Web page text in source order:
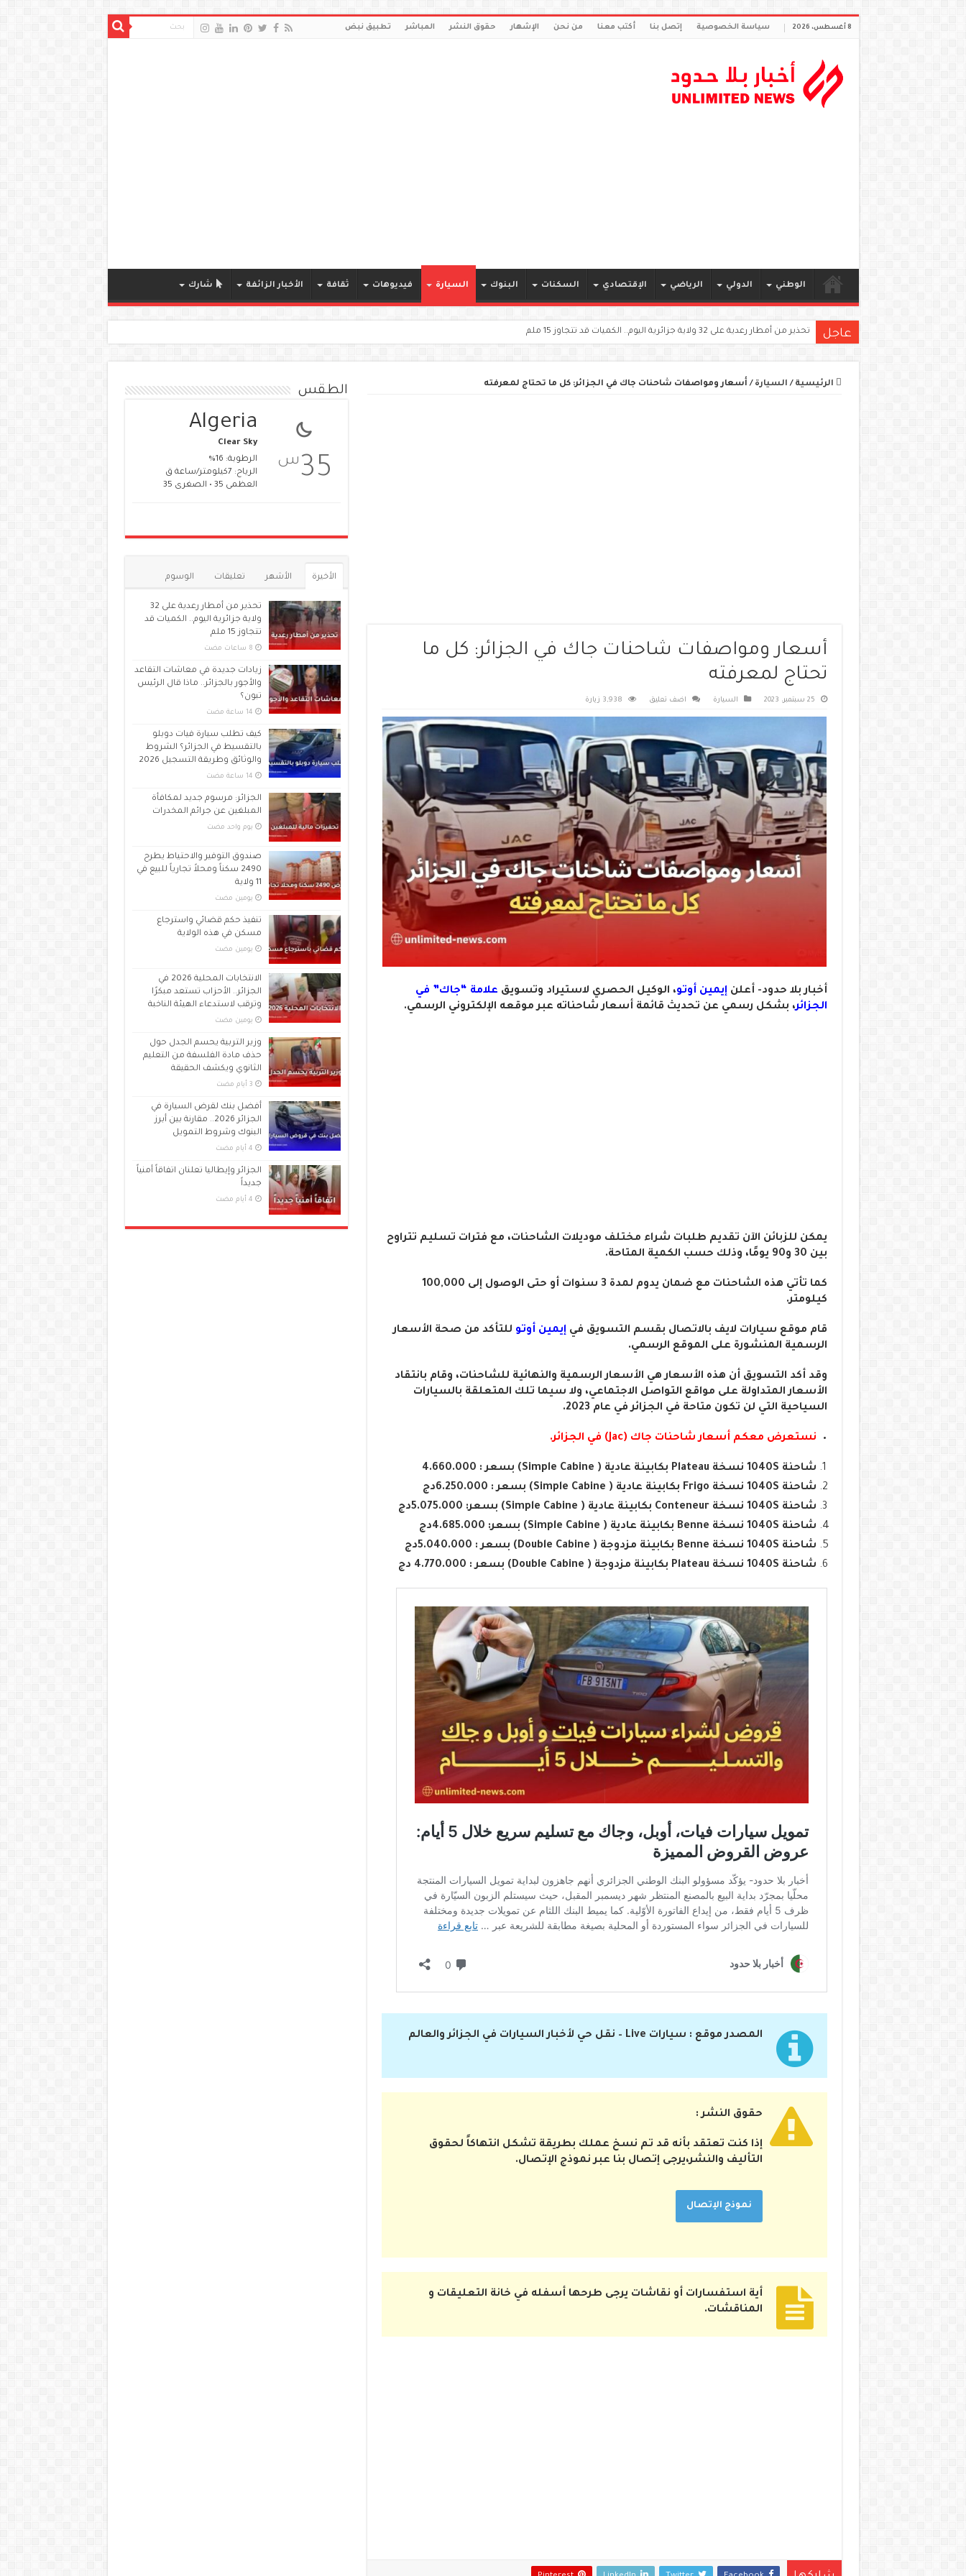
8 أغسطس، 2026 سياسة الخصوصية إتصل بنا أكتب معنا من نحن الإشهار حقوق النشر المباشر تطبيق نبض
الوطني الدولي الرياضي الإقتصادي السكنات البنوك السيارة فيديوهات ثقافة الأخبار الزائفة شارك
عاجل تحذير من أمطار رعدية على 32 ولاية جزائرية اليوم.. الكميات قد تتجاوز 15 ملم
الرئيسية / السيارة / أسعار ومواصفات شاحنات جاك في الجزائر: كل ما تحتاج لمعرفته
أسعار ومواصفات شاحنات جاك في الجزائر: كل ما
تحتاج لمعرفته
25 سبتمبر، 2023 السيارة اضف تعليق 3,938 زيارة
أخبار بلا حدود- أعلنإيمين أوتو، الوكيل الحصري لاستيراد وتسويق علامة “جاك” في
الجزائر، بشكل رسمي عن تحديث قائمة أسعار شاحناته عبر موقعه الإلكتروني الرسمي.
يمكن للزبائن الآن تقديم طلبات شراء مختلف موديلات الشاحنات، مع فترات تسليم تتراوح
بين 30 و90 يومًا، وذلك حسب الكمية المتاحة.
كما تأتي هذه الشاحنات مع ضمان يدوم لمدة 3 سنوات أو حتى الوصول إلى 100,000
كيلومتر.
قام موقع سيارات لايف بالاتصال بقسم التسويق فيإيمين أوتو للتأكد من صحة الأسعار
الرسمية المنشورة على الموقع الرسمي.
وقد أكد التسويق أن هذه الأسعار هي الأسعار الرسمية والنهائية للشاحنات، وقام بانتقاد
الأسعار المتداولة على مواقع التواصل الاجتماعي، ولا سيما تلك المتعلقة بالسيارات
السياحية التي لن تكون متاحة في الجزائر في عام 2023.
نستعرض معكم أسعار شاحنات جاك (Jac) في الجزائر.
شاحنة 1040S نسخة Plateau بكابينة عادية ( Simple Cabine) بسعر : 4.660.000
شاحنة 1040S نسخة Frigo بكابينة عادية ( Simple Cabine) بسعر : 6.250.000دج
شاحنة 1040S نسخة Conteneur بكابينة عادية ( Simple Cabine) بسعر: 5.075.000دج
شاحنة 1040S نسخة Benne بكابينة عادية ( Simple Cabine) بسعر: 4.685.000دج
شاحنة 1040S نسخة Benne بكابينة مزدوجة ( Double Cabine) بسعر : 5.040.000دج
شاحنة 1040S نسخة Plateau بكابينة مزدوجة ( Double Cabine) بسعر : 4.770.000 دج
المصدر موقع : سيارات Live – نقل حي لأخبار السيارات في الجزائر والعالم
حقوق النشر :
إذا كنت تعتقد بأنه قد تم نسخ عملك بطريقة تشكل انتهاكاً لحقوق
التأليف والنشر،يرجى إتصال بنا عبر نموذج الإتصال.
نموذج الإتصال
أية استفسارات أو نقاشات يرجى طرحها أسفله في خانة التعليقات و
المناقشات.
الطقس
35 س
Algeria
Clear Sky
الرطوبة: 16%
الرياح: 7كيلومتر/ساعة ق
العظمى 35 • الصغرى 35
الأخيرة الأشهر تعليقات الوسوم
تحذير من أمطار رعدية على 32
ولاية جزائرية اليوم.. الكميات قد
تتجاوز 15 ملم
زيادات جديدة في معاشات التقاعد
والأجور بالجزائر.. ماذا قال الرئيس
تبون؟
كيف تطلب سيارة فيات دوبلو
بالتقسيط في الجزائر؟ الشروط
والوثائق وطريقة التسجيل 2026
الجزائر: مرسوم جديد لمكافأة
المبلغين عن جرائم المخدرات
‏يوم واحد مضت
صندوق التوفير والاحتياط يطرح
2490 سكناً ومحلاً تجارياً للبيع في
11 ولاية
‏يومين مضت
تنفيذ حكم قضائي واسترجاع
مسكن في هذه الولاية
‏يومين مضت
الانتخابات المحلية 2026 في
الجزائر.. الأحزاب تستعد مبكرًا
وترقب لاستدعاء الهيئة الناخبة
‏يومين مضت
وزير التربية يحسم الجدل حول
حذف مادة الفلسفة من التعليم
الثانوي ويكشف الحقيقة
أفضل بنك لقرض السيارة في
الجزائر 2026.. مقارنة بين أبرز
البنوك وشروط التمويل
الجزائر وإيطاليا تعلنان اتفاقاً أمنياً
جديداً